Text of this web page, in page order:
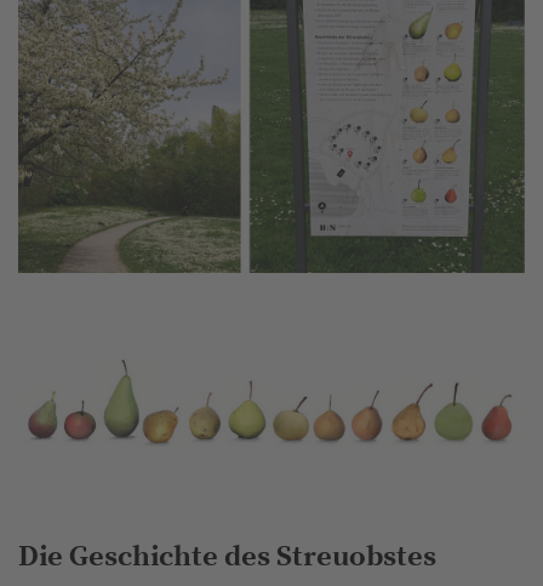
Die Geschichte des Streuobstes